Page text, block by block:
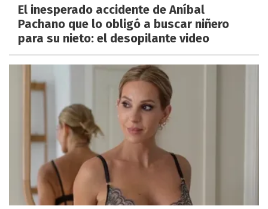
El inesperado accidente de Aníbal
Pachano que lo obligó a buscar niñero
para su nieto: el desopilante video